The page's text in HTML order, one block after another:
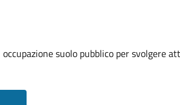
suolo pubblico per svolgere